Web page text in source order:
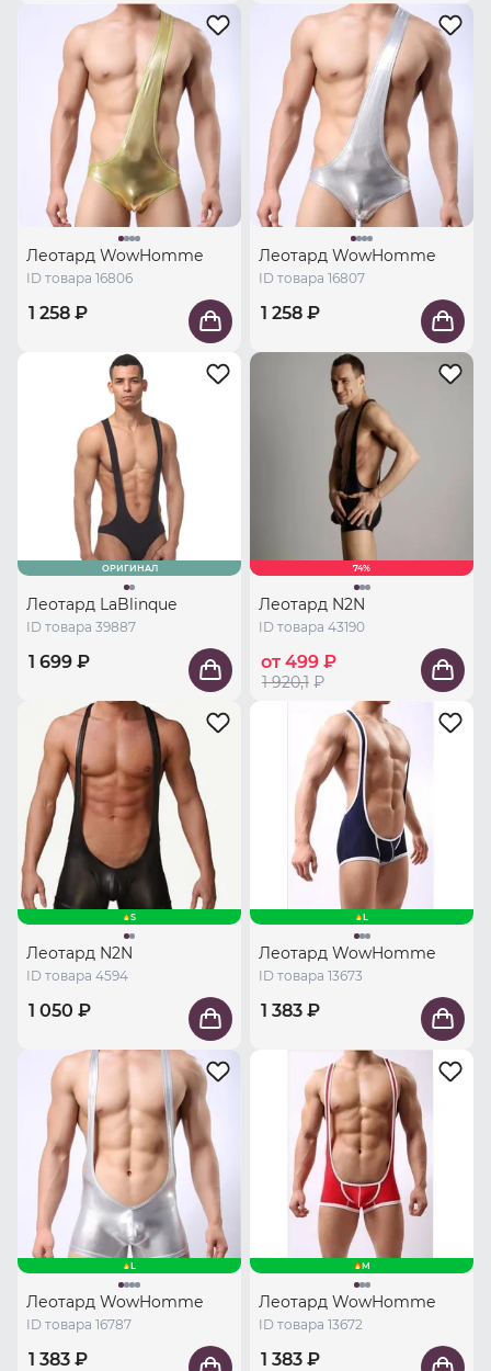
Леотард WowHomme
ID товара 16806
1 258 ₽
Леотард WowHomme
ID товара 16807
1 258 ₽
ОРИГИНАЛ
Леотард LaBlinque
ID товара 39887
1 699 ₽
74%
Леотард N2N
ID товара 43190
от 499 ₽
1 920,1 ₽
S
Леотард N2N
ID товара 4594
1 050 ₽
L
Леотард WowHomme
ID товара 13673
1 383 ₽
L
Леотард WowHomme
ID товара 16787
1 383 ₽
M
Леотард WowHomme
ID товара 13672
1 383 ₽